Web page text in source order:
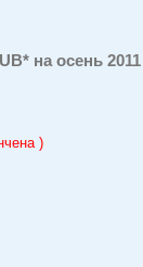
на осень 2011
)